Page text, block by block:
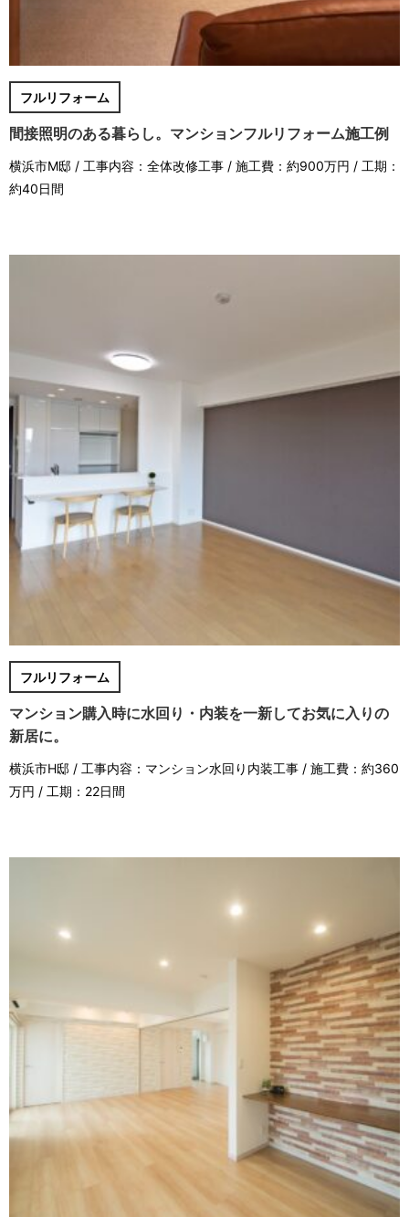
フルリフォーム
間接照明のある暮らし。マンションフルリフォーム施工例
横浜市M邸 / 工事内容：全体改修工事 / 施工費：約900万円 / 工期：
約40日間
フルリフォーム
マンション購入時に水回り・内装を一新してお気に入りの
新居に。
横浜市H邸 / 工事内容：マンション水回り内装工事 / 施工費：約360
万円 / 工期：22日間